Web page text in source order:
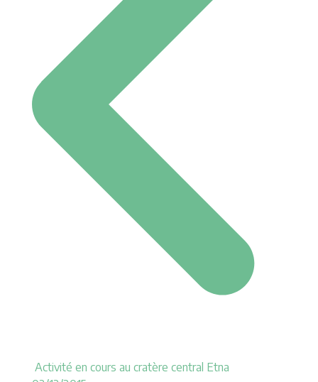
Activité en cours au cratère central Etna